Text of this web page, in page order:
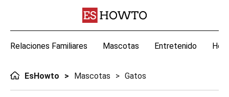
Relaciones Familiares Mascotas Entretenido
EsHowto Mascotas Gatos